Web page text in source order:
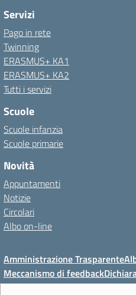
Servizi
Pago in rete
Twinning
ERASMUS+ KA1
ERASMUS+ KA2
Tutti i servizi
Scuole
Scuole infanzia
Scuole primarie
Novità
Appuntamenti
Notizie
Circolari
Albo on-line
Amministrazione Trasparente
Meccanismo di feedback
Preferenze cookie